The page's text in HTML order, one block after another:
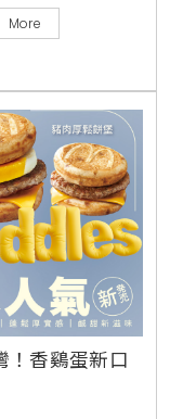
茶、四季珍椰
大家在炎熱夏天
More
！香鷄蛋新口